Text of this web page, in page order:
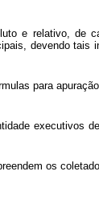
e relativo, de
devendo tais
para
executivos
os